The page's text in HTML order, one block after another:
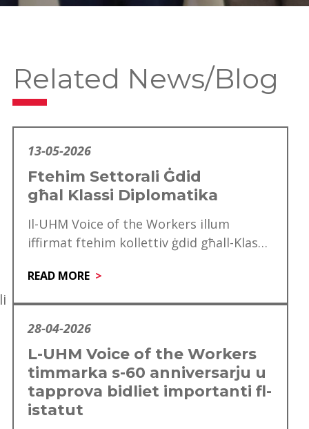
Related News/Blog
13-05-2026
Ftehim Settorali Ġdid
għal Klassi Diplomatika
Il-UHM Voice of the Workers illum
iffirmat ftehim kollettiv ġdid għall-Klassi
mitt ħaddiem. Dan…
READ MORE
28-04-2026
L-UHM Voice of the Workers
timmarka s-60 anniversarju u
tapprova bidliet importanti fl-
istatut